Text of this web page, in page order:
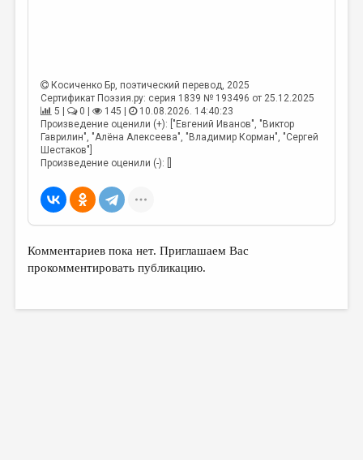
Косиченко Бр, поэтический перевод, 2025
Сертификат Поэзия.ру: серия 1839 № 193496 от 25.12.2025
5 |
0 | 145 |
10.08.2026. 14:40:23
Произведение оценили (+): ["Евгений Иванов", "Виктор
Гаврилин", "Алёна Алексеева", "Владимир Корман", "Сергей
Шестаков"]
Произведение оценили (-): []
Комментариев пока нет. Приглашаем Вас
прокомментировать публикацию.